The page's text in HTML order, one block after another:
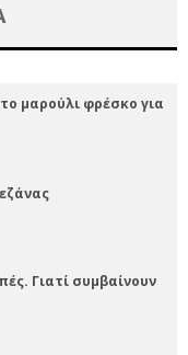
μαρούλι φρέσκο για
Γιατί συμβαίνουν